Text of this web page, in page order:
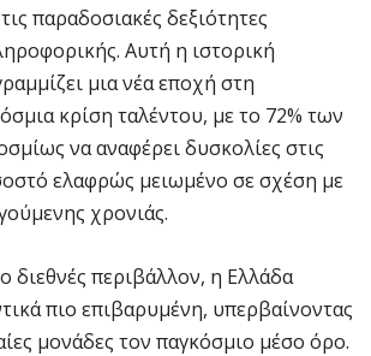
παραδοσιακές δεξιότητες
Αυτή η ιστορική
μια νέα εποχή στη
κρίση ταλέντου, με το 72% των
να αναφέρει δυσκολίες στις
ελαφρώς μειωμένο σε σχέση με
χρονιάς.
διεθνές περιβάλλον, η Ελλάδα
πιο επιβαρυμένη, υπερβαίνοντας
μονάδες τον παγκόσμιο μέσο όρο.